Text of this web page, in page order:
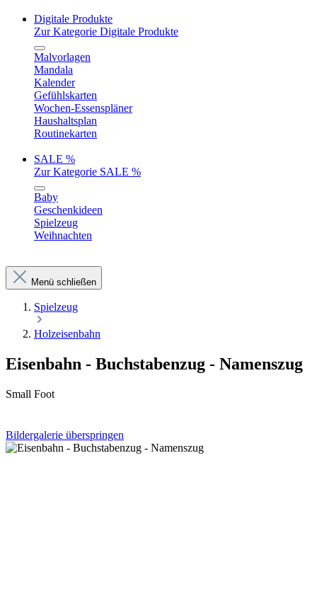
Digitale Produkte
Zur Kategorie Digitale Produkte
Malvorlagen
Mandala
Kalender
Gefühlskarten
Wochen-Essenspläner
Haushaltsplan
Routinekarten
SALE %
Zur Kategorie SALE %
Baby
Geschenkideen
Spielzeug
Weihnachten
Menü schließen
Spielzeug
Holzeisenbahn
Eisenbahn - Buchstabenzug - Namenszug
Small Foot
Bildergalerie überspringen